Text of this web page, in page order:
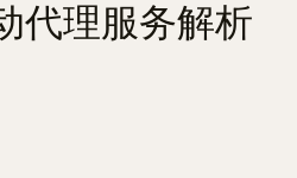
代理服务解析